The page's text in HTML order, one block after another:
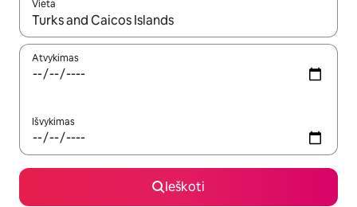
Vieta
Kai pasirodys paieškos rezultatai, juos naršyti galite
Atvykimas
Išvykimas
Ieškoti